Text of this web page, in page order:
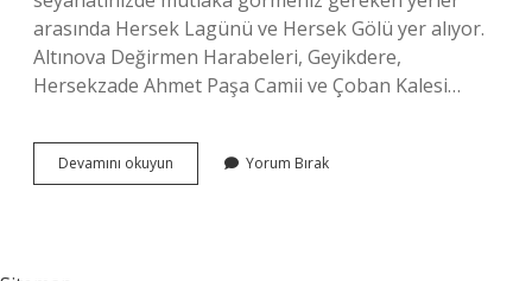
arasında Hersek Lagünü ve Hersek Gölü yer alıyor.
Altınova Değirmen Harabeleri, Geyikdere,
Hersekzade Ahmet Paşa Camii ve Çoban Kalesi…
Devamını okuyun Altınova
Hangi
Yorum Bırak